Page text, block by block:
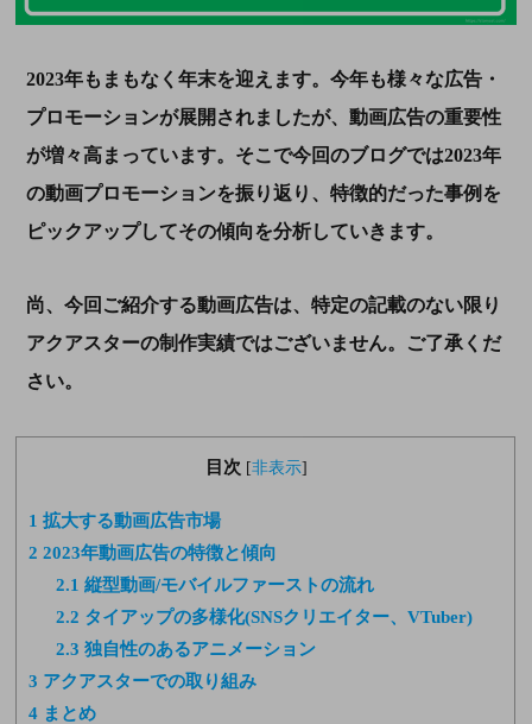
2023年もまもなく年末を迎えます。今年も様々な広告・
プロモーションが展開されましたが、動画広告の重要性
が増々高まっています。そこで今回のブログでは2023年
の動画プロモーションを振り返り、特徴的だった事例を
ピックアップしてその傾向を分析していきます。
尚、今回ご紹介する動画広告は、特定の記載のない限り
アクアスターの制作実績ではございません。ご了承くだ
さい。
目次 [非表示]
1 拡大する動画広告市場
2 2023年動画広告の特徴と傾向
2.1 縦型動画/モバイルファーストの流れ
2.2 タイアップの多様化(SNSクリエイター、VTuber)
2.3 独自性のあるアニメーション
3 アクアスターでの取り組み
4 まとめ